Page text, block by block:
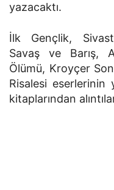
yazacaktı.
İlk Gençlik,
Savaş ve Barış,
Ölümü, Kroyçer
Risalesi eserlerinin
kitaplarından